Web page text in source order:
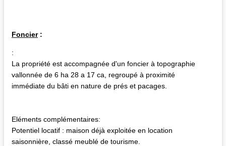
Foncier:
:
La propriété est accompagnée d'un foncier à topographie
vallonnée de 6 ha 28 a 17 ca, regroupé à proximité
immédiate du bâti en nature de prés et pacages.
Eléments complémentaires:
Potentiel locatif : maison déjà exploitée en location
saisonnière, classé meublé de tourisme.